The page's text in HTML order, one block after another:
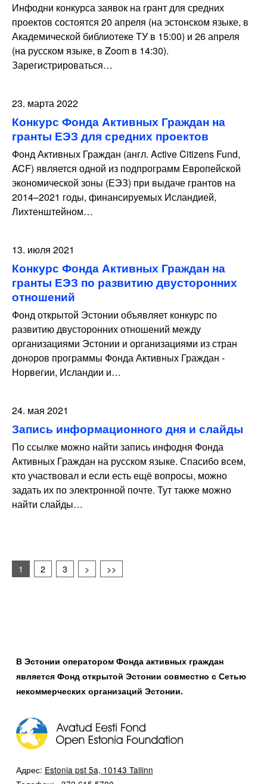
Инфодни конкурса заявок на грант для средних
проектов состоятся 20 апреля (на эстонском языке, в
Академической библиотеке ТУ в 15:00) и 26 апреля
(на русском языке, в Zoom в 14:30).
Зарегистрироваться…
23. марта 2022
Конкурс Фонда Активных Граждан на
гранты ЕЭЗ для средних проектов
Фонд Активных Граждан (англ. Active Citizens Fund,
ACF) является одной из подпрограмм Европейской
экономической зоны (ЕЭЗ) при выдаче грантов на
2014–2021 годы, финансируемых Исландией,
Лихтенштейном…
13. июля 2021
Конкурс Фонда Активных Граждан на
гранты ЕЭЗ по развитию двусторонних
отношений
Фонд открытой Эстонии объявляет конкурс по
развитию двусторонних отношений между
организациями Эстонии и организациями из стран
доноров программы Фонда Активных Граждан -
Норвегии, Исландии и…
24. мая 2021
Запись информационного дня и слайды
По ссылке можно найти запись инфодня Фонда
Активных Граждан на русском языке. Спасибо всем,
кто участвовал и если есть ещё вопросы, можно
задать их по электронной почте. Тут также можно
найти слайды…
1 2 3 > >>
В Эстонии оператором Фонда активных граждан
является Фонд открытой Эстонии совместно с Сетью
некоммерческих организаций Эстонии.
Адрес: Estonia pst 5a, 10143 Tallinn